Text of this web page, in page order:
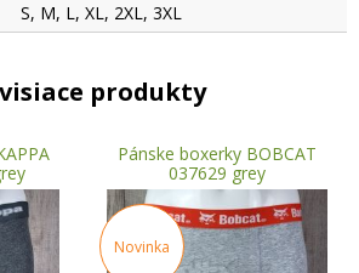
S, M, L, XL, 2XL, 3XL
produkty
Pánske boxerky BOBCAT
037629 grey
Novinka